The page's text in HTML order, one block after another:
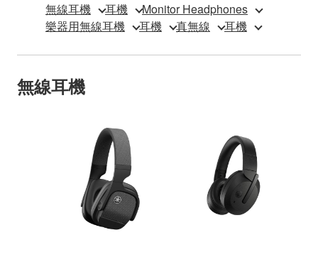
無線耳機 耳機
Monitor Headphones
樂器用無線耳機
耳機 真無線 耳機
無線耳機